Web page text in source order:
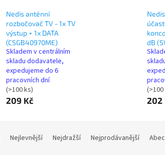
Nedis anténní
rozbočovač TV - 1x TV
výstup + 1x DATA
(CSGB40970ME)
Skladem v centrálním
skladu dodavatele,
expedujeme do 6
pracovních dní
(>100 ks)
209 Kč
dB
202
Nejlevnější Nejdražší Nejprodávanější